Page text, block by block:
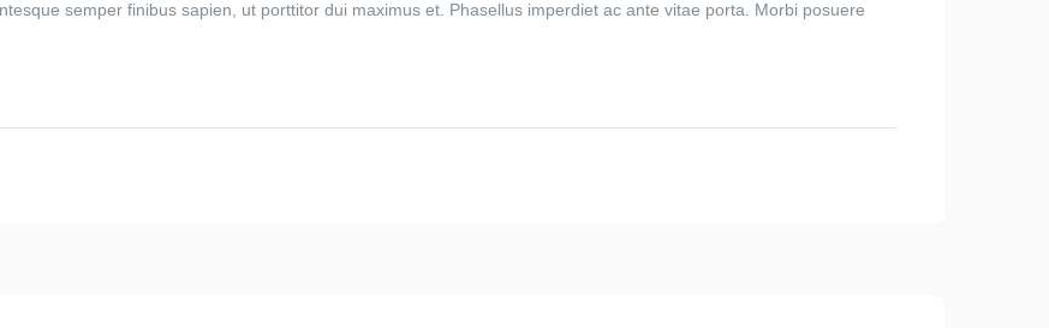
semper finibus sapien, ut porttitor dui maximus et. Phasellus imperdiet ac ante vitae porta. Morbi posuere